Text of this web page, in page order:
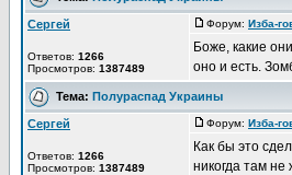
Сергей
Ответов: 1266
Просмотров: 1387489
Форум: Изба-
Боже, какие
оно и есть.
Тема: Полураспад Украины
Сергей
Ответов: 1266
Просмотров: 1387489
Форум: Изба-
Как бы это
никогда там